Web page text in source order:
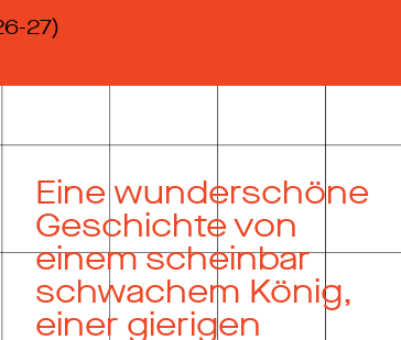
27)
Eine wunderschöne
Geschichte von
einem scheinbar
schwachem König,
einer gierigen